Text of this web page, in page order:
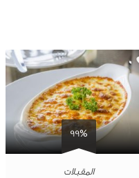
99%
0
المقبلات